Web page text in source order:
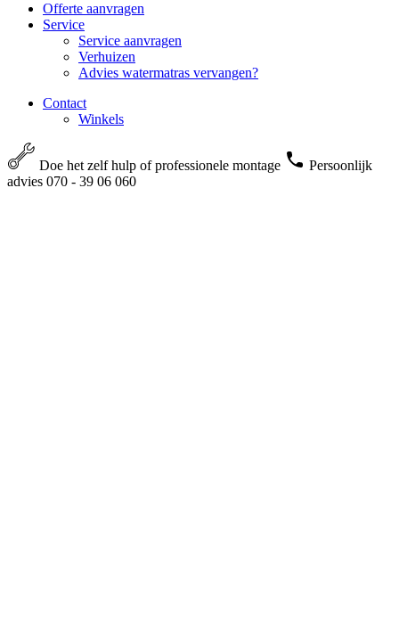
Offerte aanvragen
Service
Service aanvragen
Verhuizen
Advies watermatras vervangen?
Contact
Winkels
Doe het zelf hulp of professionele montage
Persoonlijk
advies 070 - 39 06 060